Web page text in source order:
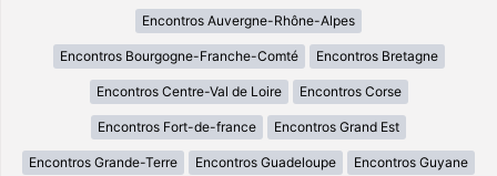
Encontros Auvergne-Rhône-Alpes
Encontros Bourgogne-Franche-Comté Encontros Bretagne
Encontros Centre-Val de Loire Encontros Corse
Encontros Fort-de-france Encontros Grand Est
Encontros Grande-Terre Encontros Guadeloupe Encontros Guyane